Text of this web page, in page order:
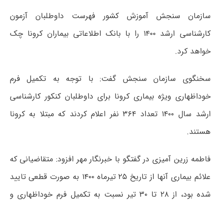
سازمان سنجش آموزش کشور فهرست داوطلبان آزمون
کارشناسی ارشد ۱۴۰۰ را با بانک اطلاعاتی بیماران کرونا چک
خواهد کرد.
سخنگوی سازمان سنجش گفت: با توجه به تکمیل فرم
خوداظهاری ویژه بیماری کرونا برای داوطلبان کنکور کارشناسی
ارشد سال ۱۴۰۰ تعداد ۳۶۴ نفر اعلام کردند که مبتلا به کرونا
هستند.
فاطمه زرین آمیزی در گفتگو با خبرنگار مهر افزود: متقاضیانی که
علائم بیماری آنها از تاریخ ۲۵ تیرماه ۱۴۰۰ به صورت قطعی تایید
شده بود، از ۲۸ تا ۳۰ تیر نسبت به تکمیل فرم خوداظهاری و